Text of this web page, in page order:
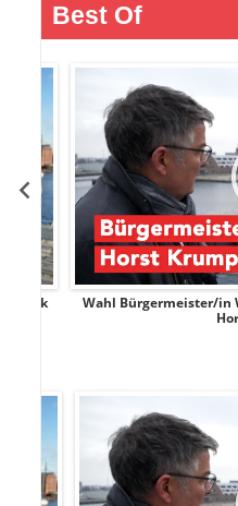
Best Of
Wahl Bürgermeister/in